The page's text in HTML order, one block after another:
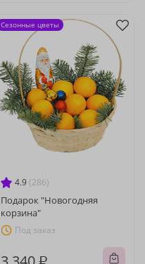
4.9 (286)
Подарок "Новогодняя
корзина"
Под заказ
Сезонные цветы